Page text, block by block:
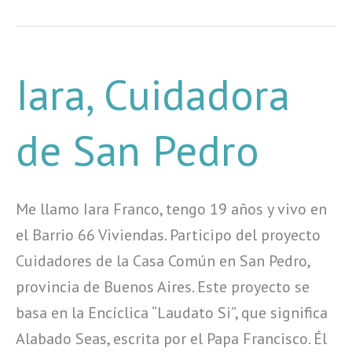
Iara, Cuidadora
de San Pedro
Me llamo Iara Franco, tengo 19 años y vivo en
el Barrio 66 Viviendas. Participo del proyecto
Cuidadores de la Casa Común en San Pedro,
provincia de Buenos Aires. Este proyecto se
basa en la Encíclica “Laudato Si”, que significa
Alabado Seas, escrita por el Papa Francisco. Él
Cuidadora
de
San